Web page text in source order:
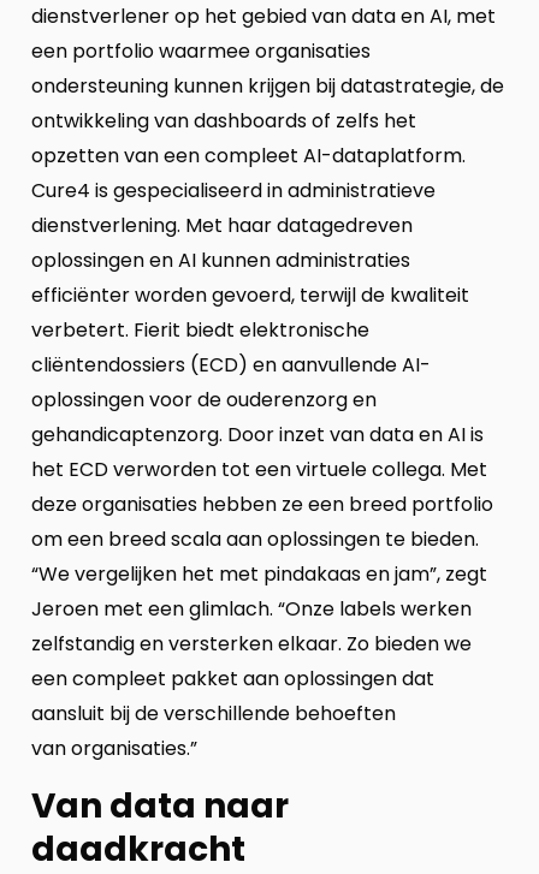
dienstverlener op het gebied van data en AI, met
een portfolio waarmee organisaties
ondersteuning kunnen krijgen bij datastrategie, de
ontwikkeling van dashboards of zelfs het
opzetten van een compleet AI-dataplatform.
Cure4 is gespecialiseerd in administratieve
dienstverlening. Met haar datagedreven
oplossingen en AI kunnen administraties
efficiënter worden gevoerd, terwijl de kwaliteit
verbetert. Fierit biedt elektronische
cliëntendossiers (ECD) en aanvullende AI-
oplossingen voor de ouderenzorg en
gehandicaptenzorg. Door inzet van data en AI is
het ECD verworden tot een virtuele collega. Met
deze organisaties hebben ze een breed portfolio
om een breed scala aan oplossingen te bieden.
“We vergelijken het met pindakaas en jam”, zegt
Jeroen met een glimlach. “Onze labels werken
zelfstandig en versterken elkaar. Zo bieden we
een compleet pakket aan oplossingen dat
aansluit bij de verschillende behoeften
van organisaties.”
Van data naar
daadkracht